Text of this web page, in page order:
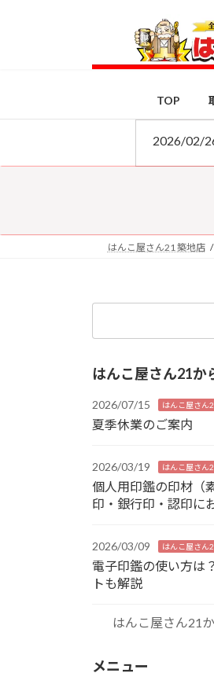
ス
ン
TOP
2026/02/
はんこ屋さん21 築地店
はんこ屋さん21か
2026/07/15 はんこ屋さん
夏季休業のご案内
2026/03/19 はんこ屋さん
個人用印鑑の印材（
印・銀行印・認印に
2026/03/09 はんこ屋さん
電子印鑑の使い方は
トも解説
はんこ屋さん21
メニュー